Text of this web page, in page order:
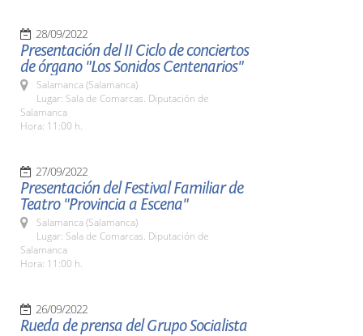
28/09/2022
Presentación del II Ciclo de conciertos
de órgano "Los Sonidos Centenarios"
Salamanca (Salamanca)
Lugar: Sala de Comarcas. Diputación de
Salamanca
Hora: 11:00 h.
27/09/2022
Presentación del Festival Familiar de
Teatro "Provincia a Escena"
Salamanca (Salamanca)
Lugar: Sala de Comarcas. Diputación de
Salamanca
Hora: 11:00 h.
26/09/2022
Rueda de prensa del Grupo Socialista